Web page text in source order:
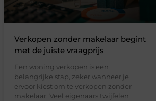
Verkopen zonder makelaar begint
met de juiste vraagprijs
Een woning verkopen is een
belangrijke stap, zeker wanneer je
ervoor kiest om te verkopen zonder
makelaar. Veel eigenaars twijfelen